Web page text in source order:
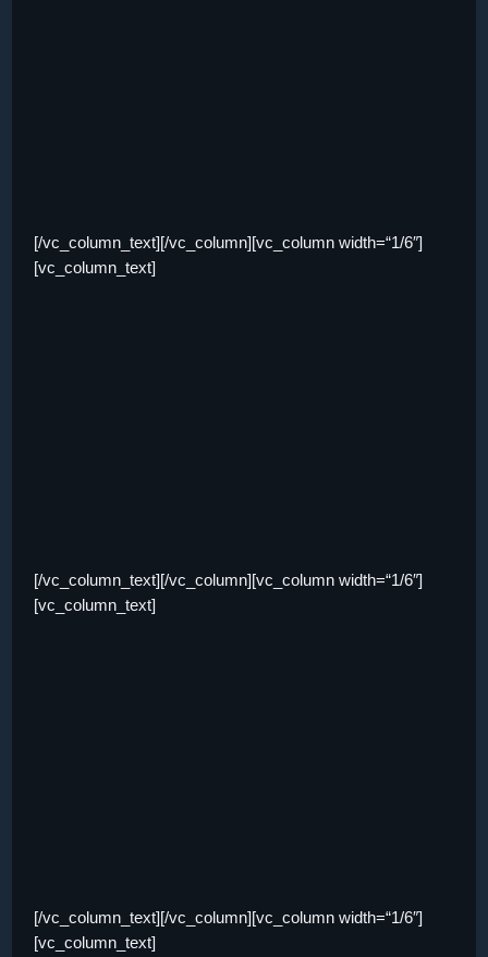
[/vc_column_text][/vc_column][vc_column width=“1/6″]
[vc_column_text]
[/vc_column_text][/vc_column][vc_column width=“1/6″]
[vc_column_text]
[/vc_column_text][/vc_column][vc_column width=“1/6″]
[vc_column_text]